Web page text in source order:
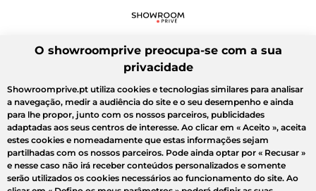
O showroomprive preocupa-se com a sua
privacidade
Showroomprive.pt utiliza cookies e tecnologias similares para analisar
a navegação, medir a audiência do site e o seu desempenho e ainda
para lhe propor, junto com os nossos parceiros, publicidades
adaptadas aos seus centros de interesse. Ao clicar em « Aceito », aceita
estes cookies e nomeadamente que estas informações sejam
partilhadas com os nossos parceiros. Pode ainda optar por « Recusar »
e nesse caso não irá receber conteúdos personalizados e somente
serão utilizados os cookies necessários ao funcionamento do site. Ao